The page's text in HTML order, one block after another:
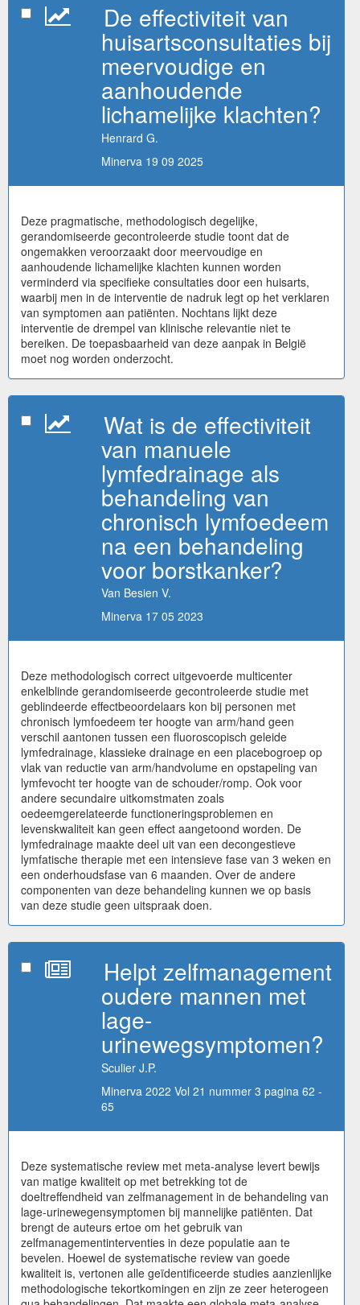
De effectiviteit van
huisartsconsultaties bij
meervoudige en
aanhoudende
lichamelijke klachten?
Henrard G.
Minerva 19 09 2025
Deze pragmatische, methodologisch degelijke,
gerandomiseerde gecontroleerde studie toont dat de
ongemakken veroorzaakt door meervoudige en
aanhoudende lichamelijke klachten kunnen worden
verminderd via specifieke consultaties door een huisarts,
waarbij men in de interventie de nadruk legt op het verklaren
van symptomen aan patiënten. Nochtans lijkt deze
interventie de drempel van klinische relevantie niet te
bereiken. De toepasbaarheid van deze aanpak in België
moet nog worden onderzocht.
Wat is de effectiviteit
van manuele
lymfedrainage als
behandeling van
chronisch lymfoedeem
na een behandeling
voor borstkanker?
Van Besien V.
Minerva 17 05 2023
Deze methodologisch correct uitgevoerde multicenter
enkelblinde gerandomiseerde gecontroleerde studie met
geblindeerde effectbeoordelaars kon bij personen met
chronisch lymfoedeem ter hoogte van arm/hand geen
verschil aantonen tussen een fluoroscopisch geleide
lymfedrainage, klassieke drainage en een placebogroep op
vlak van reductie van arm/handvolume en opstapeling van
lymfevocht ter hoogte van de schouder/romp. Ook voor
andere secundaire uitkomstmaten zoals
oedeemgerelateerde functioneringsproblemen en
levenskwaliteit kan geen effect aangetoond worden. De
lymfedrainage maakte deel uit van een decongestieve
lymfatische therapie met een intensieve fase van 3 weken en
een onderhoudsfase van 6 maanden. Over de andere
componenten van deze behandeling kunnen we op basis
van deze studie geen uitspraak doen.
Helpt zelfmanagement
oudere mannen met
lage-
urinewegsymptomen?
Sculier J.P.
Minerva 2022 Vol 21 nummer 3 pagina 62 -
65
Deze systematische review met meta-analyse levert bewijs
van matige kwaliteit op met betrekking tot de
doeltreffendheid van zelfmanagement in de behandeling van
lage-urinewegensymptomen bij mannelijke patiënten. Dat
brengt de auteurs ertoe om het gebruik van
zelfmanagementinterventies in deze populatie aan te
bevelen. Hoewel de systematische review van goede
kwaliteit is, vertonen alle geïdentificeerde studies aanzienlijke
methodologische tekortkomingen en zijn ze zeer heterogeen